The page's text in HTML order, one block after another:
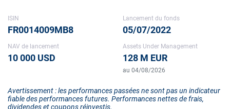
ISIN
FR0014009MB8
Lancement du fonds
05/07/2022
NAV de lancement
10 000 USD
Assets Under Management
128 M EUR
au 04/08/2026
Avertissement : les performances passées ne sont pas un indicateur
fiable des performances futures. Performances nettes de frais,
dividendes et coupons réinvestis.